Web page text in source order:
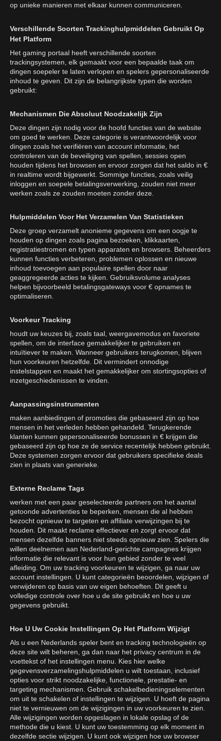
op unieke manieren met elkaar kunnen communiceren.
Verschillende Soorten Trackinghulpmiddelen Gebruikt Op
Het Platform
Het gaming portaal heeft verschillende soorten
trackingsystemen, elk gemaakt voor een bepaalde taak om
dingen soepeler te laten verlopen en spelers gepersonaliseerde
inhoud te geven. Dit zijn de belangrijkste typen die worden
gebruikt:
Mechanismen Die Absoluut Noodzakelijk Zijn
Deze dingen zijn nodig voor de hoofd functies van de website
om goed te werken. Deze categorie is verantwoordelijk voor
dingen zoals het verifiëren van account informatie, het
controleren van de beveiliging van spellen, sessies open
houden tijdens het browsen en ervoor zorgen dat het saldo in €
in realtime wordt bijgewerkt. Sommige functies, zoals veilig
inloggen en soepele betalingsverwerking, zouden niet meer
werken zoals ze zouden moeten zonder deze.
Hulpmiddelen Voor Het Verzamelen Van Statistieken
Deze groep verzamelt anonieme gegevens om een oogje te
houden op dingen zoals pagina bezoeken, klikkaarten,
registratiestromen en typen apparaten en browsers. Beheerders
kunnen functies verbeteren, problemen oplossen en nieuwe
inhoud toevoegen aan populaire spellen door naar
geaggregeerde acties te kijken. Gebruiksvolume analyses
helpen bijvoorbeeld betalingsgateways voor € opnames te
optimaliseren.
Voorkeur Tracking
houdt uw keuzes bij, zoals taal, weergavemodus en favoriete
spellen, om de interface gemakkelijker te gebruiken en
intuïtiever te maken. Wanneer gebruikers terugkomen, blijven
hun voorkeuren hetzelfde. Dit vermindert onnodige
instelstappen en maakt het gemakkelijker om stortingsopties of
inzetgeschiedenissen te vinden.
Aanpassingsinstrumenten
maken aanbiedingen of promoties die gebaseerd zijn op hoe
mensen in het verleden hebben gehandeld. Terugkerende
klanten kunnen gepersonaliseerde bonussen in € krijgen die
gebaseerd zijn op hoe ze de service recentelijk hebben gebruikt.
Deze systemen zorgen ervoor dat gebruikers specifieke deals
zien in plaats van generieke.
Externe Reclame Tags
werken met een paar geselecteerde partners om het aantal
getoonde advertenties te beperken, mensen die al hebben
bezocht opnieuw te targeten en affiliate verwijzingen bij te
houden. Dit maakt reclame effectiever en zorgt ervoor dat
mensen dezelfde banners niet steeds opnieuw zien. Spelers die
willen deelnemen aan Nederland-gerichte campagnes krijgen
informatie die relevant is voor hun gebied zonder te veel
afleiding. Om uw tracking voorkeuren te wijzigen, ga naar uw
account instellingen. U kunt categorieën beoordelen, wijzigen of
verwijderen op basis van uw eigen behoeften. Dit geeft u
volledige controle over hoe u de site gebruikt en hoe u uw
gegevens gebruikt.
Hoe U Uw Cookie Instellingen Op Het Platform Wijzigt
Als u een Nederlands speler bent en tracking technologieën op
deze site wilt beheren, ga dan naar het privacy centrum in de
voettekst of het instellingen menu. Kies hier welke
gegevensverzamelingshulpmiddelen u wilt toestaan, inclusief
opties voor strikt noodzakelijke, functionele, prestatie- en
targeting mechanismen. Gebruik schakelbedieningselementen
om uit te schakelen of instellingen te wijzigen. U hoeft de pagina
niet te vernieuwen om de wijzigingen in uw voorkeuren te zien.
Alle wijzigingen worden opgeslagen in lokale opslag of de
methode die u kiest. U kunt uw toestemming op elk moment in
dezelfde sectie wijzigen. U kunt ook wijzigen hoe uw browser